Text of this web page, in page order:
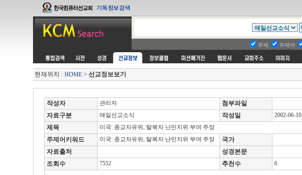
주제 주제어
현재위치 : HOME> 선교정보보기
작성자 관리자
첨부파일
자료구분
매일선교소식 작성일 2002-06-10
제목 미국: 종교자유위, 탈북자 난민지위 부여 주장
주제어키워드 미국: 종교자유위, 탈북자 난민지위 부여 주장
국가
자료출처
성경본문
조회수
7552 추천수 6